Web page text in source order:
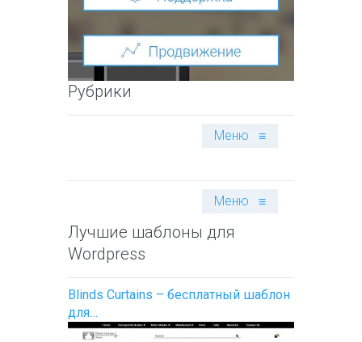
Рубрики
Меню ≡
Меню ≡
Лучшие шаблоны для
Wordpress
Blinds Curtains – бесплатный шаблон
для…